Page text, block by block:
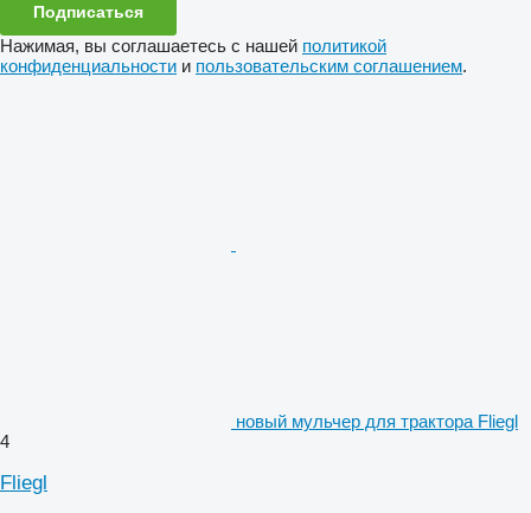
Подписаться
Нажимая, вы соглашаетесь с нашей политикой
конфиденциальности и пользовательским соглашением.
новый мульчер для трактора Fliegl
4
Fliegl